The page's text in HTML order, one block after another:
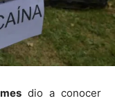
dio a conocer